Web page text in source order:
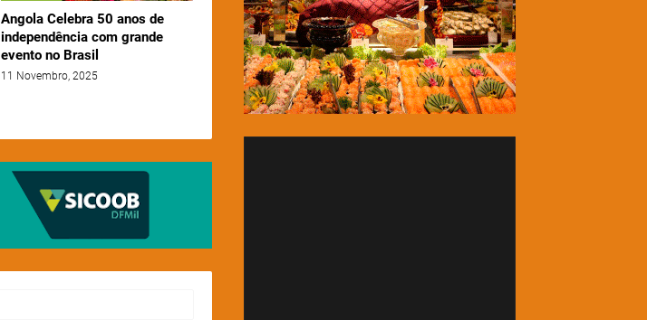
Angola Celebra 50 anos de
independência com grande
evento no Brasil
11 Novembro, 2025